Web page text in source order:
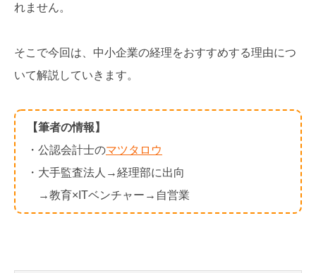
れません。
そこで今回は、中小企業の経理をおすすめする理由につ
いて解説していきます。
【筆者の情報】
・公認会計士のマツタロウ
・大手監査法人→経理部に出向
→教育×ITベンチャー→自営業